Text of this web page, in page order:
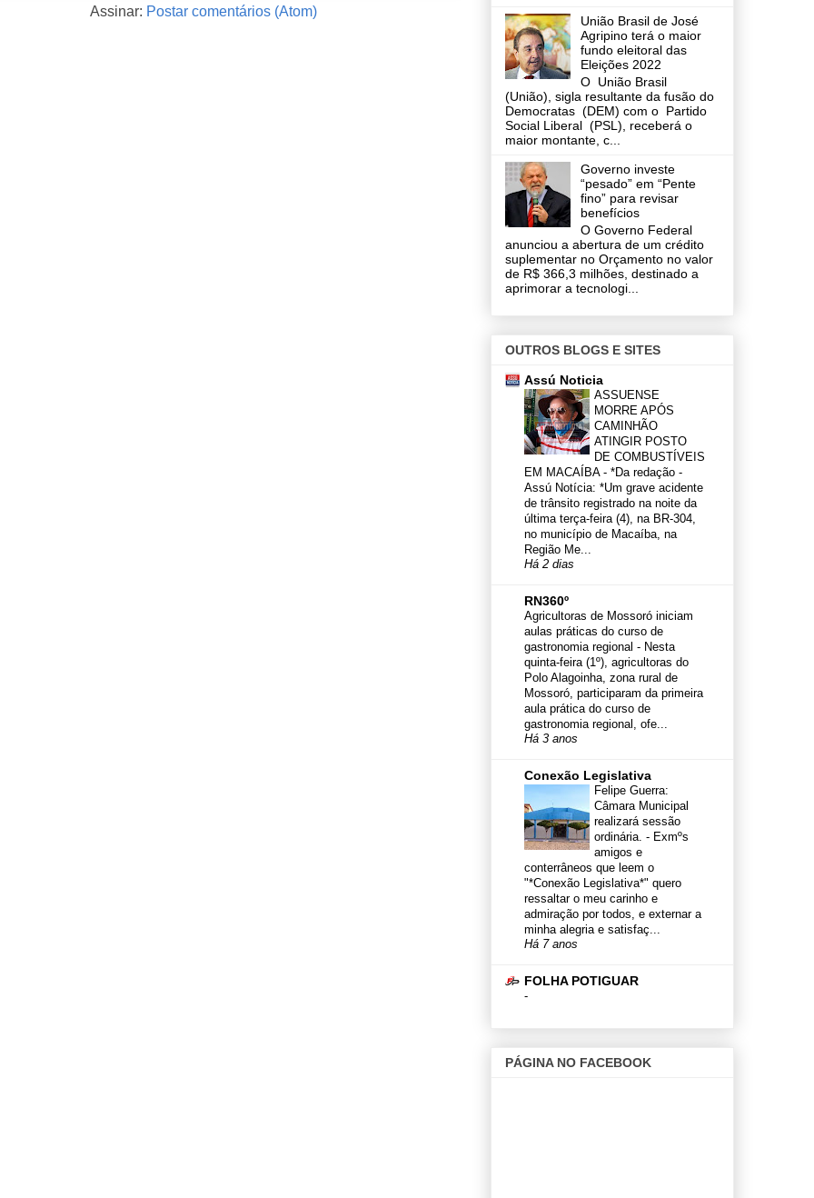
Assinar: Postar comentários (Atom)
União Brasil de José
Agripino terá o maior
fundo eleitoral das
Eleições 2022
O União Brasil
(União), sigla resultante da fusão do
Democratas (DEM) com o Partido
Social Liberal (PSL), receberá o
maior montante, c...
Governo investe
“pesado” em “Pente
fino” para revisar
benefícios
O Governo Federal
anunciou a abertura de um crédito
suplementar no Orçamento no valor
de R$ 366,3 milhões, destinado a
aprimorar a tecnologi...
OUTROS BLOGS E SITES
Assú Noticia
ASSUENSE
MORRE APÓS
CAMINHÃO
ATINGIR POSTO
DE COMBUSTÍVEIS
EM MACAÍBA - *Da redação -
Assú Notícia: *Um grave acidente
de trânsito registrado na noite da
última terça-feira (4), na BR-304,
no município de Macaíba, na
Região Me...
Há 2 dias
RN360º
Agricultoras de Mossoró iniciam
aulas práticas do curso de
gastronomia regional - Nesta
quinta-feira (1º), agricultoras do
Polo Alagoinha, zona rural de
Mossoró, participaram da primeira
aula prática do curso de
gastronomia regional, ofe...
Há 3 anos
Conexão Legislativa
Felipe Guerra:
Câmara Municipal
realizará sessão
ordinária. - Exmºs
amigos e
conterrâneos que leem o
"*Conexão Legislativa*" quero
ressaltar o meu carinho e
admiração por todos, e externar a
minha alegria e satisfaç...
Há 7 anos
FOLHA POTIGUAR
-
PÁGINA NO FACEBOOK